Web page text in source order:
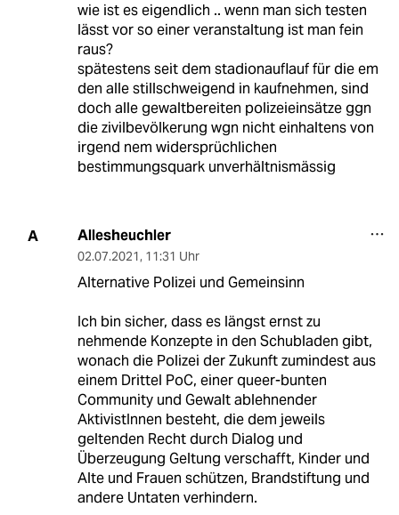
wie ist es eigendlich .. wenn man sich testen
lässt vor so einer veranstaltung ist man fein
raus?
spätestens seit dem stadionauflauf für die em
den alle stillschweigend in kaufnehmen, sind
doch alle gewaltbereiten polizeieinsätze ggn
die zivilbevölkerung wgn nicht einhaltens von
irgend nem widersprüchlichen
bestimmungsquark unverhältnismässig
A Allesheuchler
02.07.2021, 11:31 Uhr
Alternative Polizei und Gemeinsinn
Ich bin sicher, dass es längst ernst zu
nehmende Konzepte in den Schubladen gibt,
wonach die Polizei der Zukunft zumindest aus
einem Drittel PoC, einer queer-bunten
Community und Gewalt ablehnender
AktivistInnen besteht, die dem jeweils
geltenden Recht durch Dialog und
Überzeugung Geltung verschafft, Kinder und
Alte und Frauen schützen, Brandstiftung und
andere Untaten verhindern.